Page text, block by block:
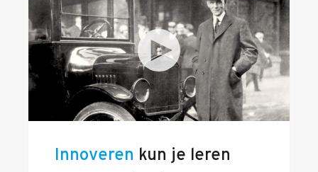
Innoveren kun je leren